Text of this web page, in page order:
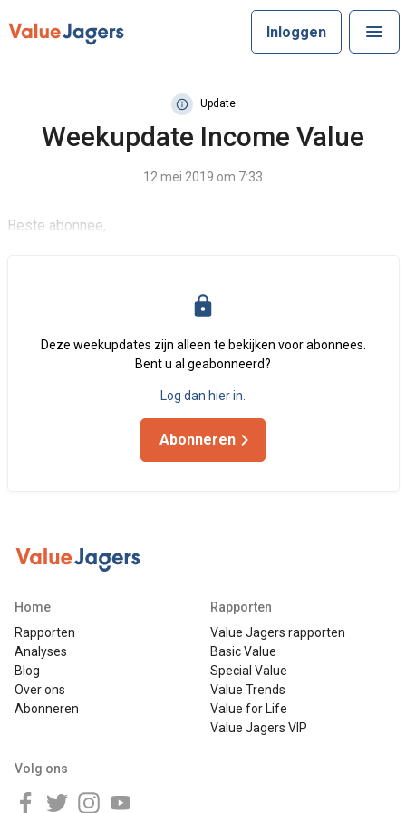
Inloggen
Update
Weekupdate Income Value
12 mei 2019 om 7:33
Beste abonnee,
Deze weekupdates zijn alleen te bekijken voor abonnees.
Bent u al geabonneerd?
Log dan hier in.
Abonneren
Home
Rapporten
Analyses
Blog
Over ons
Abonneren
Rapporten
Value Jagers rapporten
Basic Value
Special Value
Value Trends
Value for Life
Value Jagers VIP
Volg ons